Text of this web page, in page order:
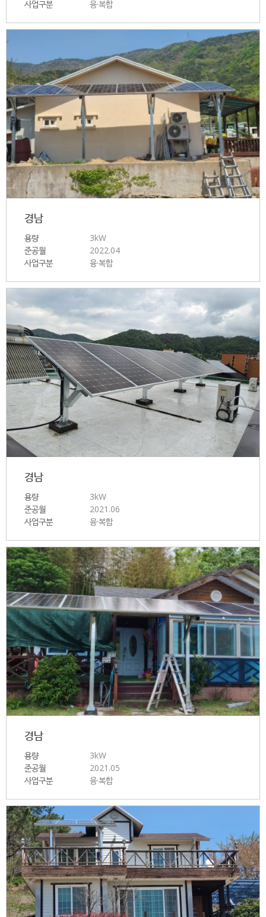
사업구분 융·복합
경남
용량
3kW
준공월
2022.04
사업구분
융·복합
경남
용량
3kW
준공월
2021.06
사업구분
융·복합
경남
용량
3kW
준공월
2021.05
사업구분
융·복합